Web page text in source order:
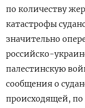
по количеству
катастрофы
значительно
российско-
палестинскую
сообщения о
происходящей,